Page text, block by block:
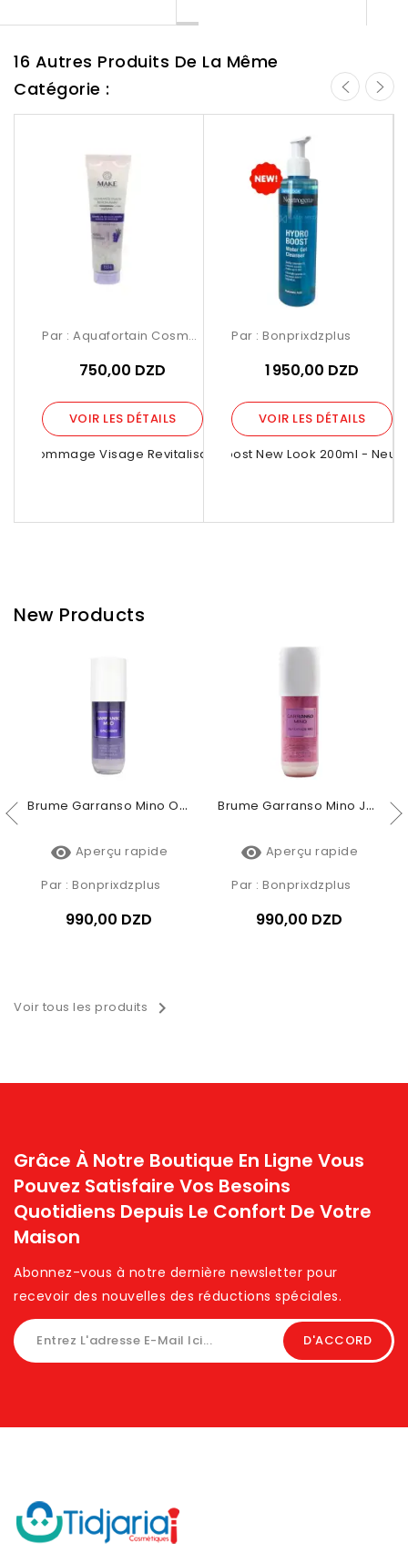
16 Autres Produits De La Même
Catégorie :
Gommage Visage Revitalisant Aux...
Par : Aquafortain Cosmetics
750,00 DZD
VOIR LES DÉTAILS
Hydro Boost New Look 200ml -
Par : Bonprixdzplus
1 950,00 DZD
VOIR LES DÉTAILS
New Products
Brume Garranso Mino Orchidée 250ml
 Aperçu rapide
Par : Bonprixdzplus
990,00 DZD
Brume Garranso Mino Jardin De Rio 250ml
 Aperçu rapide
Par : Bonprixdzplus
990,00 DZD
Voir tous les produits 
Grâce À Notre Boutique En Ligne Vous
Pouvez Satisfaire Vos Besoins
Quotidiens Depuis Le Confort De Votre
Maison
Abonnez-vous à notre dernière newsletter pour
recevoir des nouvelles des réductions spéciales. ​